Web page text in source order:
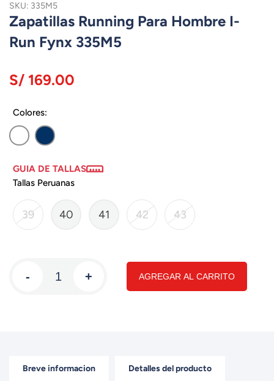
SKU: 335M5
Zapatillas Running Para Hombre I-
Run Fynx 335M5
S/ 169.00
Colores:
GUIA DE TALLAS
Tallas Peruanas
39 40 41 42 43
- + AGREGAR AL CARRITO
Breve informacion Detalles del producto